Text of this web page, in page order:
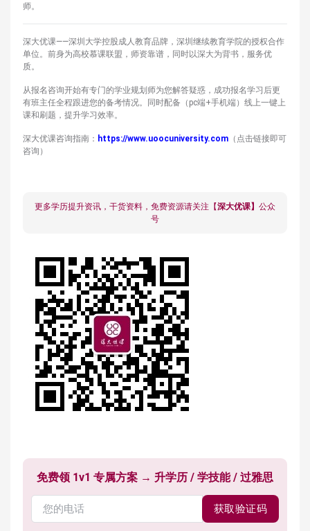
师。
深大优课——深圳大学控股成人教育品牌，深圳继续教育学院的授权合作
单位。前身为高校慕课联盟，师资靠谱，同时以深大为背书，服务优
质。
从报名咨询开始有专门的学业规划师为您解答疑惑，成功报名学习后更
有班主任全程跟进您的备考情况。同时配备（pc端+手机端）线上一键上
课和刷题，提升学习效率。
深大优课咨询指南： https://www.uoocuniversity.com （点击链接即可
咨询）
更多学历提升资讯，干货资料，免费资源请关注【深大优课】 公众
号
免费领 1v1 专属方案 → 升学历 / 学技能 / 过雅思
获取验证码